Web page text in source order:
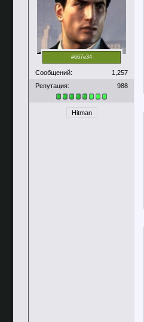
#667e34
Сообщений:
1,257
Репутация:
988
Hitman